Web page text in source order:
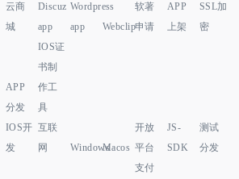
云商
城
Discuz
app
Wordpress
app
Webclip
软著
申请
APP
上架
SSL加
密
APP
分发
IOS证
书制
作工
具
IOS开
发
互联
网
WindowsMacos
开放
平台
JS-
SDK
测试
分发
支付